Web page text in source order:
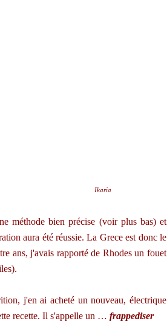
Ikaria
méthode bien précise (voir plus bas) et
aura été réussie. La Grece est donc le
ans, j'avais rapporté de Rhodes un fouet
j'en ai acheté un nouveau, électrique
recette. Il s'appelle un … frappediser